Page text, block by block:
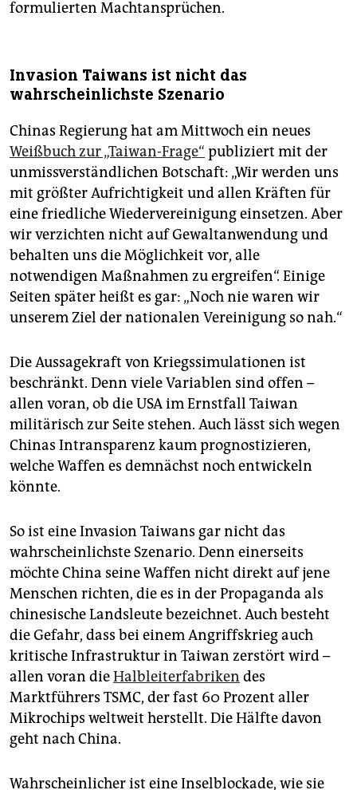
formulierten Machtansprüchen.
Invasion Taiwans ist nicht das
wahrscheinlichste Szenario
Chinas Regierung hat am Mittwoch ein neues
Weißbuch zur „Taiwan-Frage“ publiziert mit der
unmissverständlichen Botschaft: „Wir werden uns
mit größter Aufrichtigkeit und allen Kräften für
eine friedliche Wiedervereinigung einsetzen. Aber
wir verzichten nicht auf Gewaltanwendung und
behalten uns die Möglichkeit vor, alle
notwendigen Maßnahmen zu ergreifen“. Einige
Seiten später heißt es gar: „Noch nie waren wir
unserem Ziel der nationalen Vereinigung so nah.“
Die Aussagekraft von Kriegssimulationen ist
beschränkt. Denn viele Variablen sind offen –
allen voran, ob die USA im Ernstfall Taiwan
militärisch zur Seite stehen. Auch lässt sich wegen
Chinas Intransparenz kaum prognostizieren,
welche Waffen es demnächst noch entwickeln
könnte.
So ist eine Invasion Taiwans gar nicht das
wahrscheinlichste Szenario. Denn einerseits
möchte China seine Waffen nicht direkt auf jene
Menschen richten, die es in der Propaganda als
chinesische Landsleute bezeichnet. Auch besteht
die Gefahr, dass bei einem Angriffskrieg auch
kritische Infrastruktur in Taiwan zerstört wird –
allen voran dieHalbleiterfabriken des
Marktführers TSMC, der fast 60 Prozent aller
Mikrochips weltweit herstellt. Die Hälfte davon
geht nach China.
Wahrscheinlicher ist eine Inselblockade, wie sie